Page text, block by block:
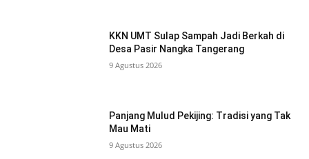
KKN UMT Sulap Sampah Jadi Berkah di
Desa Pasir Nangka Tangerang
9 Agustus 2026
Panjang Mulud Pekijing: Tradisi yang Tak
Mau Mati
9 Agustus 2026